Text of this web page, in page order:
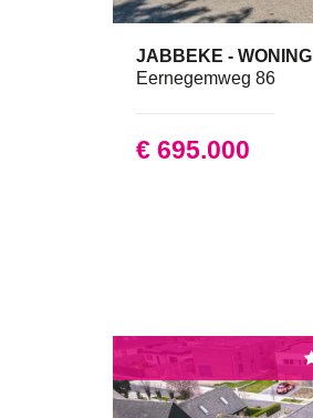
JABBEKE - WONING
Eernegemweg 86
€ 695.000